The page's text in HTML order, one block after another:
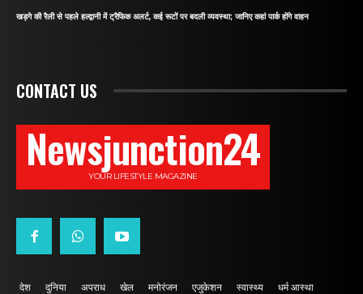
खड़गे की रैली से पहले हल्द्वानी में ट्रैफिक अलर्ट, कई रूटों पर बदली व्यवस्था; जानिए कहां पार्क होंगे वाहन
CONTACT US
Newsjunction24
YOUR LIFESTYLE MAGAZINE
देश दुनिया अपराध खेल मनोरंजन एजुकेशन स्वास्थ्य धर्म आस्था